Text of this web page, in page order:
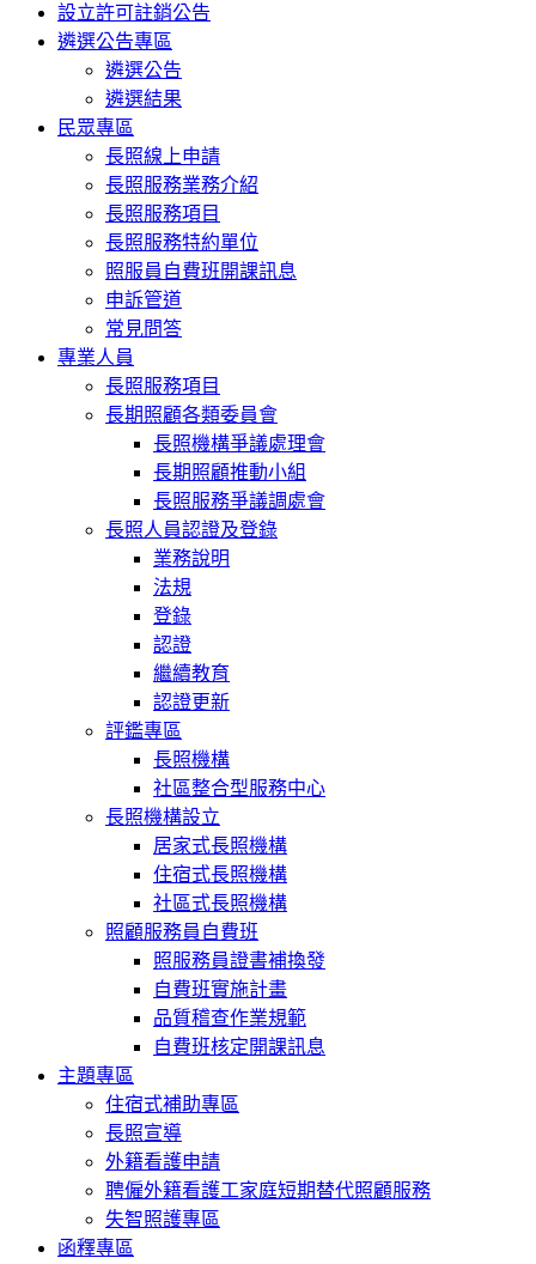
設立許可註銷公告
遴選公告專區
遴選公告
遴選結果
民眾專區
長照線上申請
長照服務業務介紹
長照服務項目
長照服務特約單位
照服員自費班開課訊息
申訴管道
常見問答
專業人員
長照服務項目
長期照顧各類委員會
長照機構爭議處理會
長期照顧推動小組
長照服務爭議調處會
長照人員認證及登錄
業務說明
法規
登錄
認證
繼續教育
認證更新
評鑑專區
長照機構
社區整合型服務中心
長照機構設立
居家式長照機構
住宿式長照機構
社區式長照機構
照顧服務員自費班
照服務員證書補換發
自費班實施計畫
品質稽查作業規範
自費班核定開課訊息
主題專區
住宿式補助專區
長照宣導
外籍看護申請
聘僱外籍看護工家庭短期替代照顧服務
失智照護專區
函釋專區